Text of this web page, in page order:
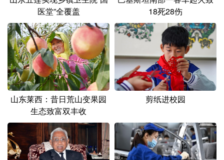
多语种频道
English Español Français عربى
Русский язык 한국어
Deutsch Português
医堂”全覆盖
18死28伤
山东莱西：昔日荒山变果园
生态致富双丰收
剪纸进校园